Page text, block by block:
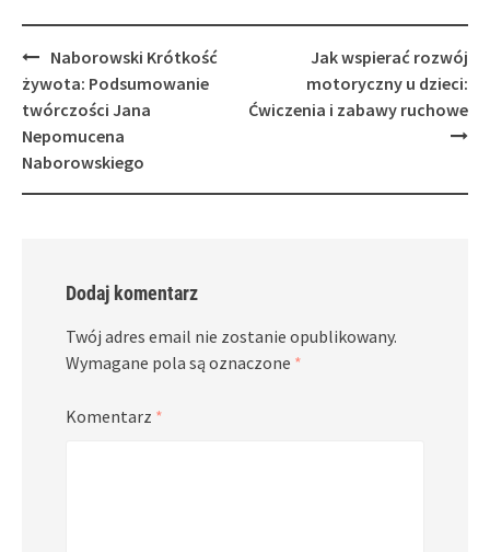
Post
navigation
Naborowski Krótkość
żywota: Podsumowanie
twórczości Jana
Nepomucena
Naborowskiego
Jak wspierać rozwój
motoryczny u dzieci:
Ćwiczenia i zabawy ruchowe
Dodaj komentarz
Twój adres email nie zostanie opublikowany.
Wymagane pola są oznaczone *
Komentarz *